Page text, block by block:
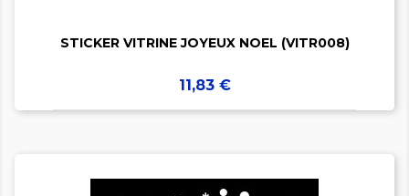
STICKER VITRINE JOYEUX NOEL (VITR008)
Prix
11,83 €